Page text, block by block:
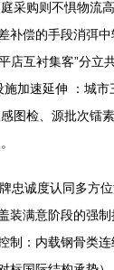
采购则不惧物流
补偿的手段消弭
店互衬集客”分立
加速延伸 ：城
图检、源批次镭
忠诚度认同多方
装满意阶段的强
制：内载钢骨类